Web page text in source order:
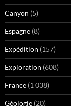
Canyon (5)
Espagne (8)
Expédition (157)
Exploration (608)
France (1 038)
Géologie (20)